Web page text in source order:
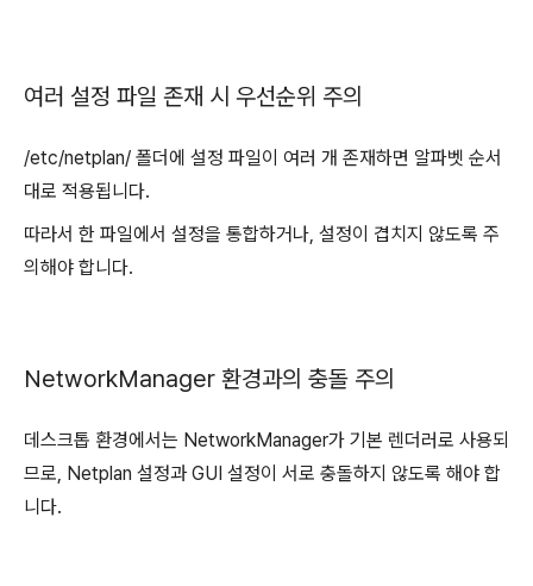
여러 설정 파일 존재 시 우선순위 주의
/etc/netplan/ 폴더에 설정 파일이 여러 개 존재하면 알파벳 순서
대로 적용됩니다.
따라서 한 파일에서 설정을 통합하거나, 설정이 겹치지 않도록 주
의해야 합니다.
NetworkManager 환경과의 충돌 주의
데스크톱 환경에서는 NetworkManager가 기본 렌더러로 사용되
므로, Netplan 설정과 GUI 설정이 서로 충돌하지 않도록 해야 합
니다.